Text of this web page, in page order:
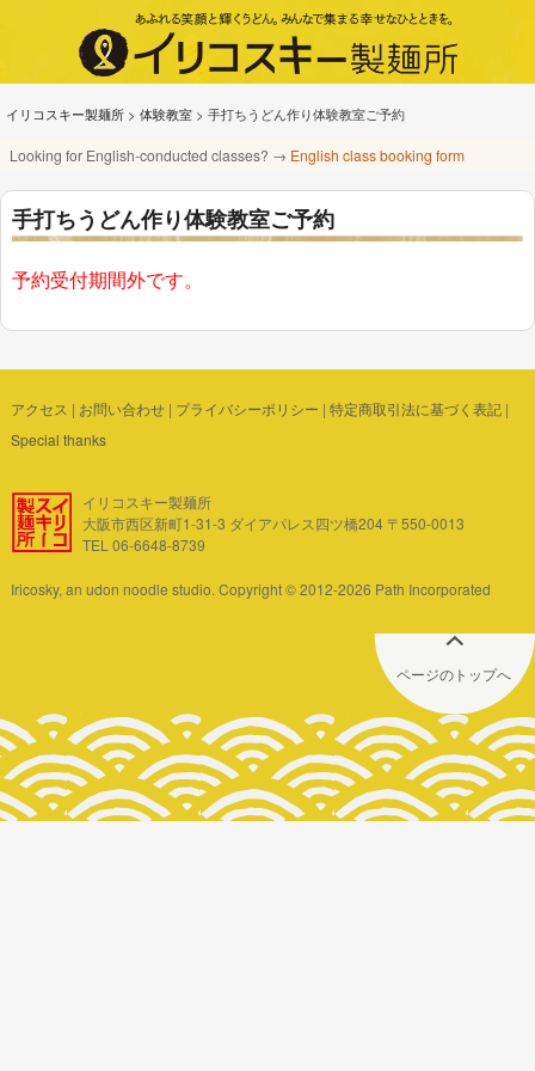
イリコスキー製麺所 > 体験教室 > 手打ちうどん作り体験教室ご予約
Looking for English-conducted classes? → English class booking form
手打ちうどん作り体験教室ご予約
予約受付期間外です。
アクセス | お問い合わせ| プライバシーポリシー | 特定商取引法に基づく表記|
Special thanks
イリコスキー製麺所
大阪市西区新町1-31-3 ダイアパレス四ツ橋204 〒550-0013
TEL 06-6648-8739
Iricosky, an udon noodle studio. Copyright © 2012-2026 Path Incorporated
ページのトップへ